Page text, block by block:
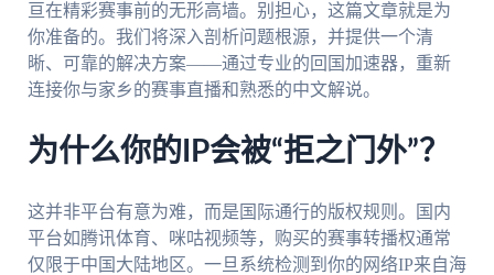
亘在精彩赛事前的无形高墙。别担心，这篇文章就是为
你准备的。我们将深入剖析问题根源，并提供一个清
晰、可靠的解决方案——通过专业的回国加速器，重新
连接你与家乡的赛事直播和熟悉的中文解说。
为什么你的IP会被“拒之门外”？
这并非平台有意为难，而是国际通行的版权规则。国内
平台如腾讯体育、咪咕视频等，购买的赛事转播权通常
仅限于中国大陆地区。一旦系统检测到你的网络IP来自海